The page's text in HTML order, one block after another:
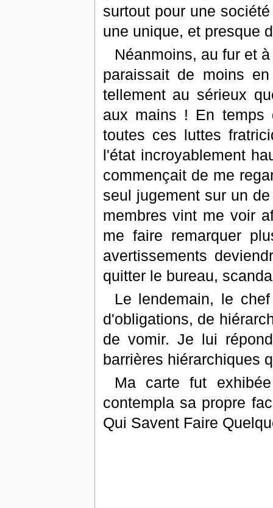
surtout pour une
une unique, et presque
Néanmoins, au fur et
paraissait de moins
tellement au sérieux
aux mains ! En temps
toutes ces luttes
l'état incroyablement
commençait de me
seul jugement sur un
membres vint me voir
me faire remarquer
avertissements
quitter le bureau,
Le lendemain, le
d'obligations, de
de vomir. Je lui
barrières hiérarchiques
Ma carte fut
contempla sa propre
Qui Savent Faire